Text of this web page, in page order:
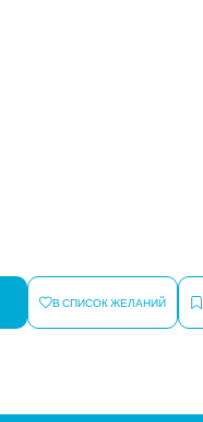
В СПИСОК ЖЕЛАНИЙ